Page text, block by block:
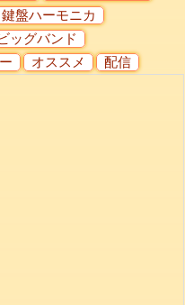
鍵盤ハーモニカ
ッグバンド
オススメ 配信